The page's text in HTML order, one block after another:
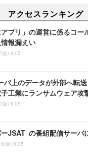
アクセスランキング
アプリ」の運営に係るコー
報漏えい
金) 8:05
バ上のデータが外部へ転
工業にランサムウェア攻
金) 8:05
ーJSAT の番組配信サーバ
金) 8:05